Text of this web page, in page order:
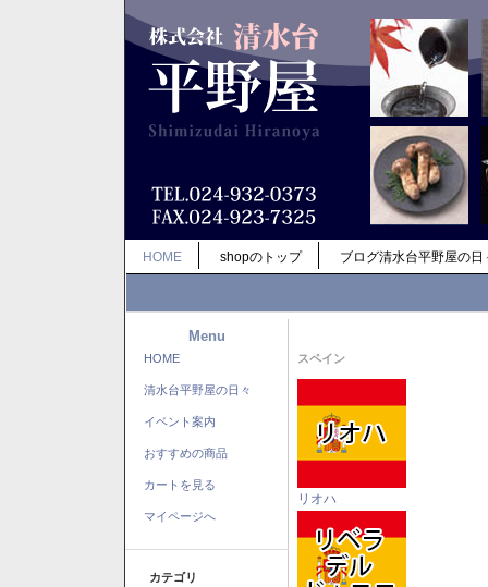
HOME shopのトップ ブログ清水台平野屋の日
Menu
HOME
清水台平野屋の日々
イベント案内
おすすめの商品
カートを見る
マイページへ
カテゴリ
スペイン
リオハ